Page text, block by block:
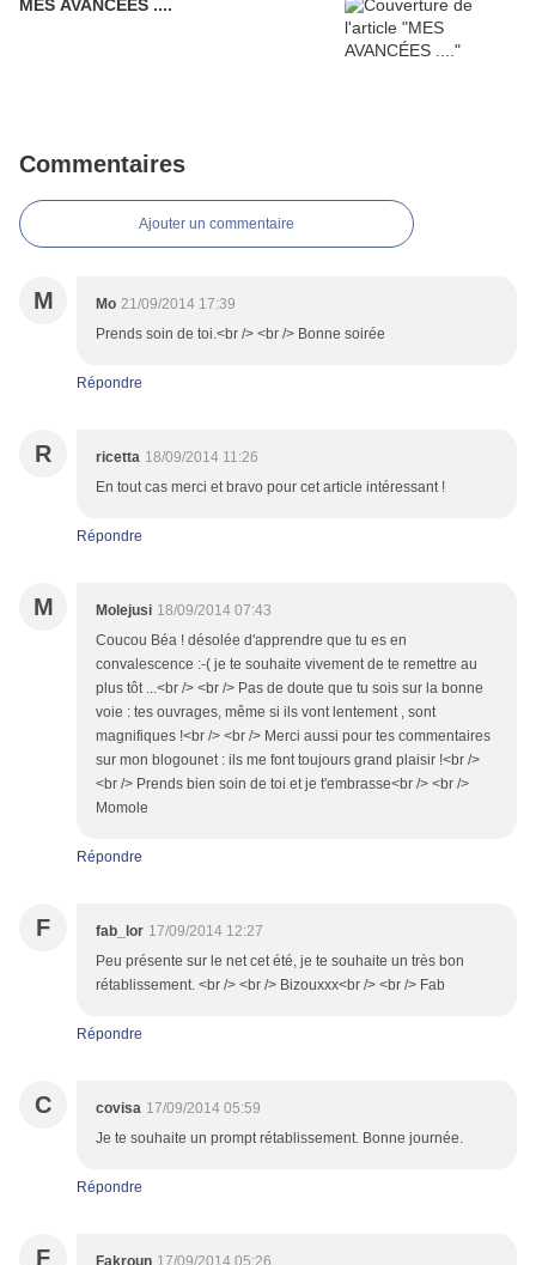
MES AVANCÉES ....
Commentaires
Ajouter un commentaire
M Mo 21/09/2014 17:39
Prends soin de toi.<br /> <br /> Bonne soirée
Répondre
R ricetta 18/09/2014 11:26
En tout cas merci et bravo pour cet article intéressant !
Répondre
M Molejusi 18/09/2014 07:43
Coucou Béa ! désolée d'apprendre que tu es en
convalescence :-( je te souhaite vivement de te remettre au
plus tôt ...<br /> <br /> Pas de doute que tu sois sur la bonne
voie : tes ouvrages, même si ils vont lentement , sont
magnifiques !<br /> <br /> Merci aussi pour tes commentaires
sur mon blogounet : ils me font toujours grand plaisir !<br />
<br /> Prends bien soin de toi et je t'embrasse<br /> <br />
Momole
Répondre
F fab_lor 17/09/2014 12:27
Peu présente sur le net cet été, je te souhaite un très bon
rétablissement. <br /> <br /> Bizouxxx<br /> <br /> Fab
Répondre
C covisa 17/09/2014 05:59
Je te souhaite un prompt rétablissement. Bonne journée.
Répondre
F Fakroun 17/09/2014 05:26